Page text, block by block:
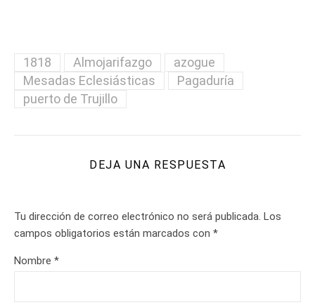
1818 Almojarifazgo
azogue
Mesadas Eclesiásticas
Pagaduría
puerto de Trujillo
DEJA UNA RESPUESTA
Tu dirección de correo electrónico no será publicada. Los
campos obligatorios están marcados con *
Nombre *